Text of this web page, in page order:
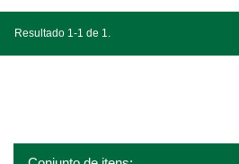
Resultado 1-1 de 1.